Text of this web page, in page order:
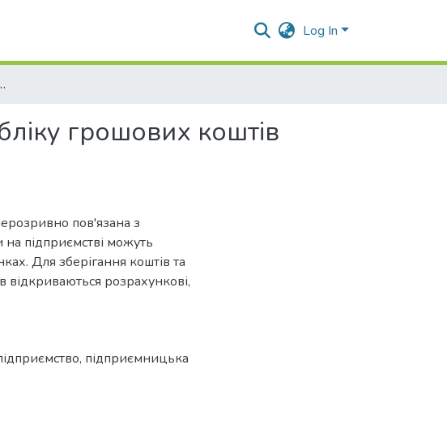
Log In
коштів підприємства
грошових коштів
пов'язана з
підприємстві можуть
Для зберігання коштів та
відкриваються розрахункові,
, підприємницька